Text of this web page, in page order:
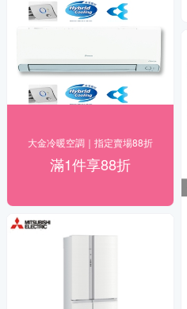
大金冷暖空調｜指定賣場88折
滿1件享88折